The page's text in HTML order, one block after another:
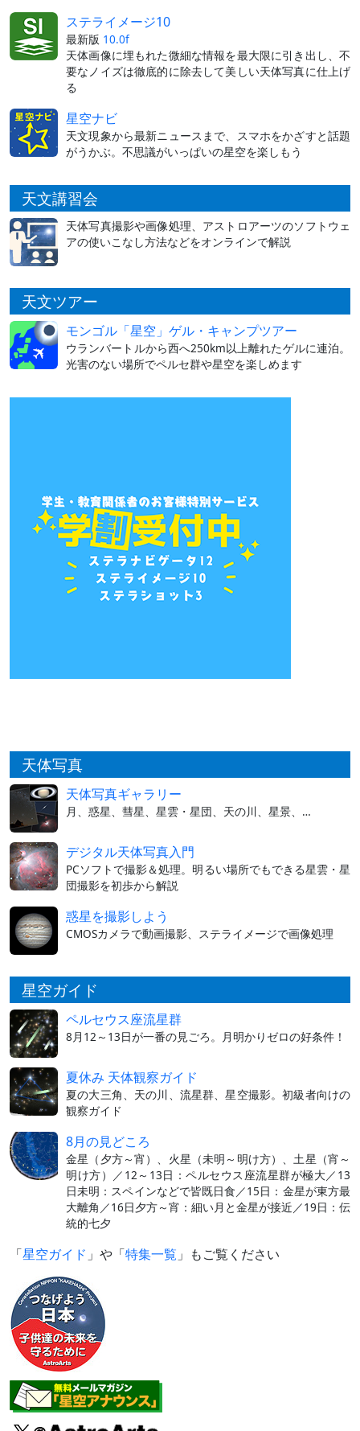
ステライメージ10
最新版 10.0f
天体画像に埋もれた微細な情報を最大限に引き出し、不
要なノイズは徹底的に除去して美しい天体写真に仕上げ
る
星空ナビ
天文現象から最新ニュースまで、スマホをかざすと話題
がうかぶ。不思議がいっぱいの星空を楽しもう
天文講習会
天体写真撮影や画像処理、アストロアーツのソフトウェ
アの使いこなし方法などをオンラインで解説
天文ツアー
モンゴル「星空」ゲル・キャンプツアー
ウランバートルから西へ250km以上離れたゲルに連泊。
光害のない場所でペルセ群や星空を楽しめます
天体写真
天体写真ギャラリー
月、惑星、彗星、星雲・星団、天の川、星景、…
デジタル天体写真入門
PCソフトで撮影＆処理。明るい場所でもできる星雲・星
団撮影を初歩から解説
惑星を撮影しよう
CMOSカメラで動画撮影、ステライメージで画像処理
星空ガイド
ペルセウス座流星群
8月12～13日が一番の見ごろ。月明かりゼロの好条件！
夏休み 天体観察ガイド
夏の大三角、天の川、流星群、星空撮影。初級者向けの
観察ガイド
8月の見どころ
金星（夕方～宵）、火星（未明～明け方）、土星（宵～
明け方）／12～13日：ペルセウス座流星群が極大／13
日未明：スペインなどで皆既日食／15日：金星が東方最
大離角／16日夕方～宵：細い月と金星が接近／19日：伝
統的七夕
「星空ガイド」や「特集一覧」もご覧ください